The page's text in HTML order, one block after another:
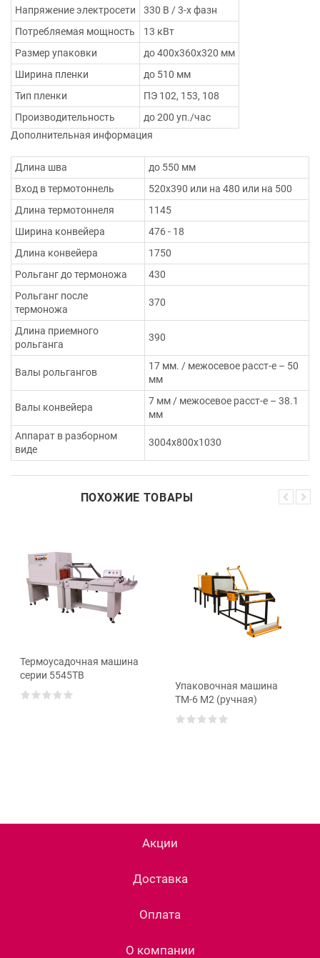
Напряжение электросети
330 В / 3-х фазн
Потребляемая мощность
13 кВт
Размер упаковки
до 400х360х320 мм
Ширина пленки
до 510 мм
Тип пленки
ПЭ 102, 153, 108
Производительность
до 200 уп./час
Дополнительная информация
Длина шва
до 550 мм
Вход в термотоннель
520х390 или на 480 или на 500
Длина термотоннеля
1145
Ширина конвейера
476 - 18
Длина конвейера
1750
Рольганг до термоножа
430
Рольганг после
термоножа
370
Длина приемного
рольганга
390
Валы рольгангов
17 мм. / межосевое расст-е – 50
мм
Валы конвейера
7 мм / межосевое расст-е – 38.1
мм
Аппарат в разборном
виде
3004х800х1030
ПОХОЖИЕ ТОВАРЫ
Термоусадочная машина
серии 5545TB
Упаковочная машина
ТМ-6 М2 (ручная)
Акции
Доставка
Оплата
О компании